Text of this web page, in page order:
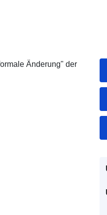
Änderung" der